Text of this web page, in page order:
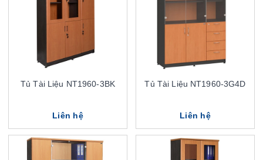
Tủ Tài Liệu NT1960-3BK
Liên hệ
Tủ Tài Liệu NT1960-3G4D
Liên hệ